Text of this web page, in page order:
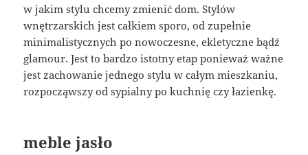
w jakim stylu chcemy zmienić dom. Stylów
wnętrzarskich jest całkiem sporo, od zupełnie
minimalistycznych po nowoczesne, ekletyczne bądź
glamour. Jest to bardzo istotny etap ponieważ ważne
jest zachowanie jednego stylu w całym mieszkaniu,
rozpocząwszy od sypialny po kuchnię czy łazienkę.
meble jasło